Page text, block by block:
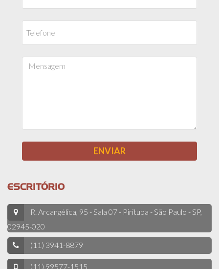
ESCRITÓRIO
R. Arcangélica, 95 - Sala 07 - Pirituba - São Paulo - SP,
02945-020
(11) 3941-8879
(11) 99577-1515